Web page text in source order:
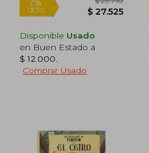
10%
dcto.
Disponible Usado
en Buen Estado a
$ 12.000
Comprar Usado